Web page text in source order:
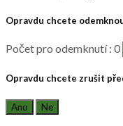
Opravdu chcete
Počet pro odemknutí : 0
Opravdu chcete zrušit
Ano Ne